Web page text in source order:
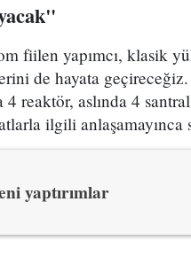
fiilen yapımcı, klasik
de hayata
reaktör, aslında 4
ilgili anlaşamayınca
yaptırımlar